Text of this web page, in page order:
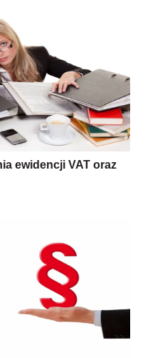
ewidencji VAT oraz